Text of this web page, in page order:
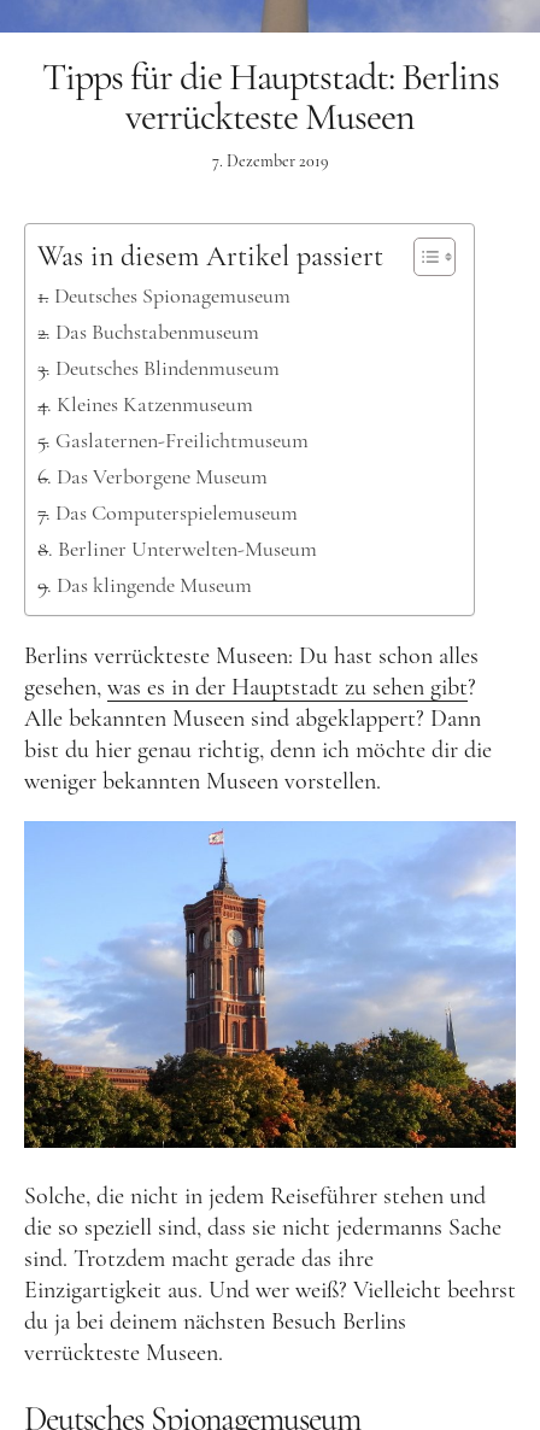
Westküste
Ostküste
Asien
China
Südkorea
Taiwan
Europa
Lettland
Nordeuropa
Finnland
Norwegen
Schweden
Osteuropa
Bosnien und Herzegowina
Kroatien
Moldau
Polen
Rumänien
Slowakei
Tschechien
Südeuropa
Griechenland
Italien
Tipps für die Hauptstadt: Berlins
verrückteste Museen
7. Dezember 2019
Was in diesem Artikel passiert
Deutsches Spionagemuseum
Das Buchstabenmuseum
Deutsches Blindenmuseum
Kleines Katzenmuseum
Gaslaternen-Freilichtmuseum
Das Verborgene Museum
Das Computerspielemuseum
Berliner Unterwelten-Museum
Das klingende Museum
Berlins verrückteste Museen: Du hast schon alles
gesehen, was es in der Hauptstadt zu sehen gibt?
Alle bekannten Museen sind abgeklappert? Dann
bist du hier genau richtig, denn ich möchte dir die
weniger bekannten Museen vorstellen.
Solche, die nicht in jedem Reiseführer stehen und
die so speziell sind, dass sie nicht jedermanns Sache
sind. Trotzdem macht gerade das ihre
Einzigartigkeit aus. Und wer weiß? Vielleicht beehrst
du ja bei deinem nächsten Besuch Berlins
verrückteste Museen.
Deutsches Spionagemuseum